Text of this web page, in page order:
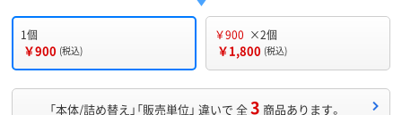
1個
￥900 (税込)
￥900 ×2個
￥1,800 (税込)
「本体/詰め替え」「販売単位」 違いで 全3 商品あります。